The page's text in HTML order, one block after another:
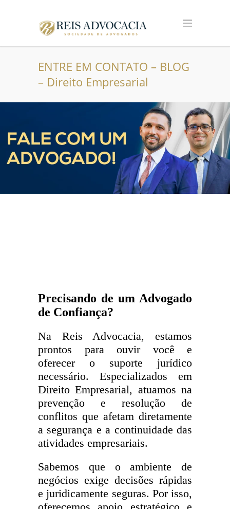
ENTRE EM CONTATO – BLOG
– Direito Empresarial
Precisando de um Advogado
de Confiança?
Na Reis Advocacia, estamos
prontos para ouvir você e
oferecer o suporte jurídico
necessário. Especializados em
Direito Empresarial, atuamos na
prevenção e resolução de
conflitos que afetam diretamente
a segurança e a continuidade das
atividades empresariais.
Sabemos que o ambiente de
negócios exige decisões rápidas
e juridicamente seguras. Por isso,